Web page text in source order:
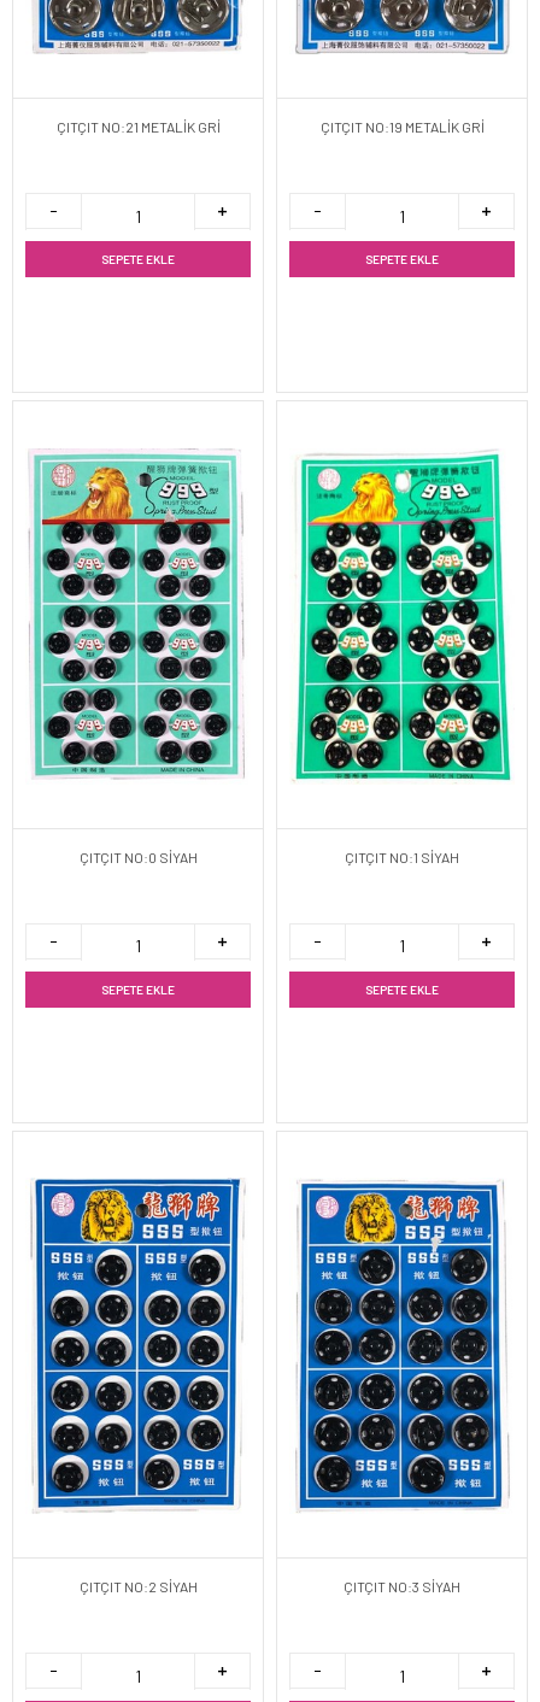
ÇITÇIT NO:21 METALİK GRİ
SEPETE EKLE
ÇITÇIT NO:19 METALİK GRİ
SEPETE EKLE
ÇITÇIT NO:0 SİYAH
SEPETE EKLE
ÇITÇIT NO:1 SİYAH
SEPETE EKLE
ÇITÇIT NO:2 SİYAH ÇITÇIT NO:3 SİYAH